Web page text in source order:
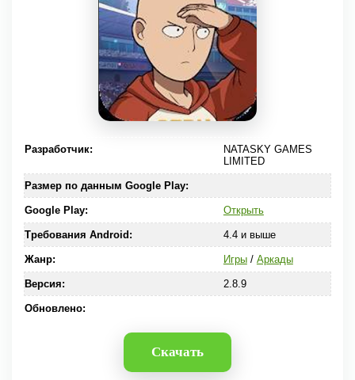
Разработчик:
NATASKY GAMES
LIMITED
Размер по данным Google Play:
Google Play: Открыть
Требования Android: 4.4 и выше
Жанр: Игры/ Аркады
Версия: 2.8.9
Обновлено:
Скачать